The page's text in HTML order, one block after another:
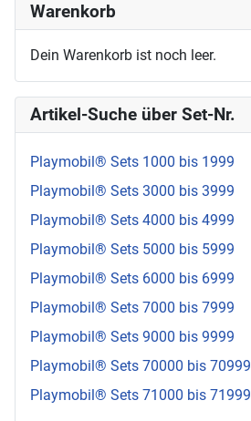
Warenkorb
Dein Warenkorb ist noch leer.
Artikel-Suche über Set-Nr.
Playmobil® Sets 1000 bis 1999
Playmobil® Sets 3000 bis 3999
Playmobil® Sets 4000 bis 4999
Playmobil® Sets 5000 bis 5999
Playmobil® Sets 6000 bis 6999
Playmobil® Sets 7000 bis 7999
Playmobil® Sets 9000 bis 9999
Playmobil® Sets 70000 bis 70999
Playmobil® Sets 71000 bis 71999